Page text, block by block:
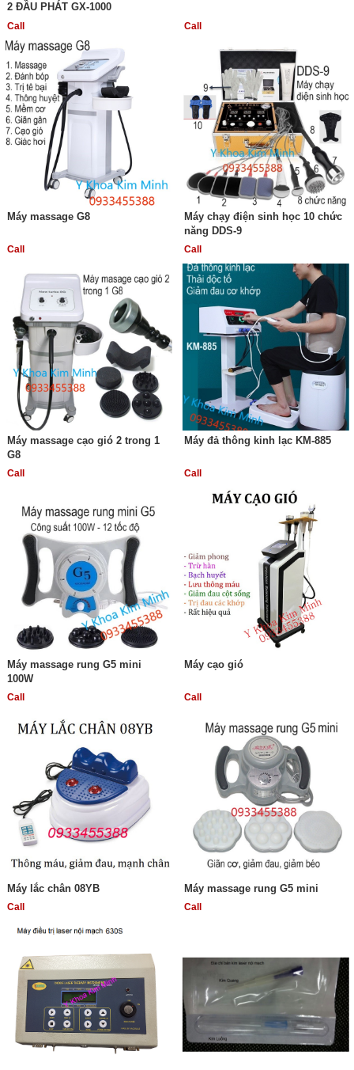
2 ĐẦU PHÁT GX-1000
Call Call
Máy massage G8
Call
Máy chạy điện sinh học 10 chức
năng DDS-9
Call
Máy massage cạo gió 2 trong 1
G8
Call
Máy đả thông kinh lạc KM-885
Call
Máy massage rung G5 mini
100W
Call
Máy cạo gió
Call
Máy lắc chân 08YB
Call
Máy massage rung G5 mini
Call